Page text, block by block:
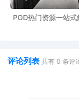
重要提醒
“小额打法"最适合那
初期的推动阶段来积
这套打法的成功，极
个侦探一样，不断从
POD热门资源一站式
评论列表 共有 0 条评